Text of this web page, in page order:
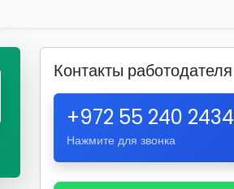
Контакты работодателя
+972 55 240 2434
Нажмите для звонка